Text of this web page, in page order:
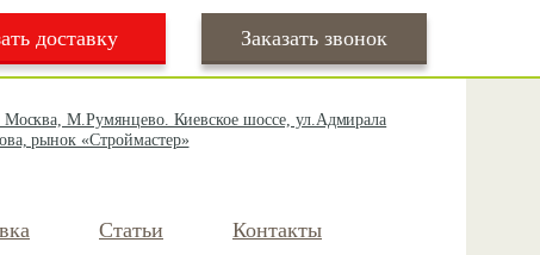
доставку Заказать звонок
Москва, М.Румянцево. Киевское шоссе, ул.Адмирала
рынок «Строймастер»
Статьи Контакты